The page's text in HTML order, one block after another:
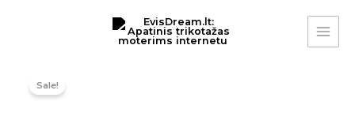
Sale!
kiekis:
nude